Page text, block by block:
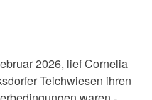
2026, lief Cornelia
Teichwiesen ihren